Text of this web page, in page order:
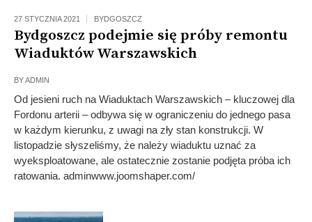
27 STYCZNIA 2021 BYDGOSZCZ
Bydgoszcz podejmie się próby remontu
Wiaduktów Warszawskich
BYADMIN
Od jesieni ruch na Wiaduktach Warszawskich – kluczowej dla
Fordonu arterii – odbywa się w ograniczeniu do jednego pasa
w każdym kierunku, z uwagi na zły stan konstrukcji. W
listopadzie słyszeliśmy, że należy wiaduktu uznać za
wyeksploatowane, ale ostatecznie zostanie podjęta próba ich
ratowania. adminwww.joomshaper.com/